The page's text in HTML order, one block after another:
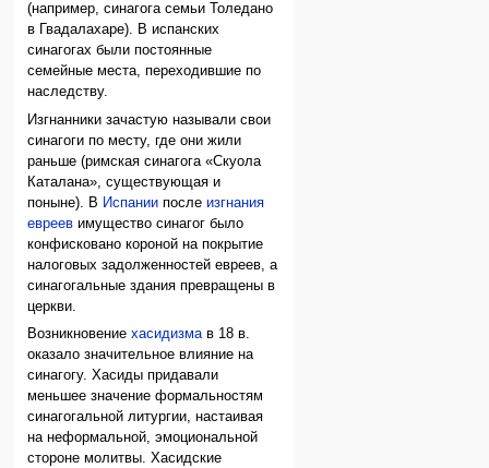
(например, синагога семьи Толедано
в Гвадалахаре). В испанских
синагогах были постоянные
семейные места, переходившие по
наследству.
Изгнанники зачастую называли свои
синагоги по месту, где они жили
раньше (римская синагога «Скуола
Каталана», существующая и
поныне). В Испании послеизгнания
евреев имущество синагог было
конфисковано короной на покрытие
налоговых задолженностей евреев, а
синагогальные здания превращены в
церкви.
Возникновениехасидизмав 18 в.
оказало значительное влияние на
синагогу. Хасиды придавали
меньшее значение формальностям
синагогальной литургии, настаивая
на неформальной, эмоциональной
стороне молитвы. Хасидские